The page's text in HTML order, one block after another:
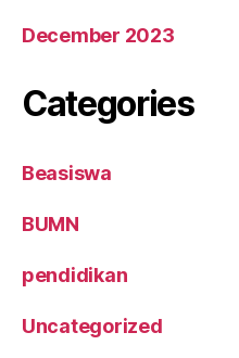
December 2023
Categories
Beasiswa
BUMN
pendidikan
Uncategorized